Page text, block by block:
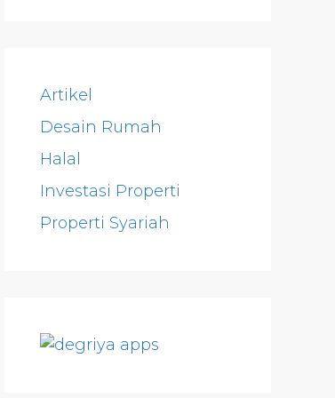
Artikel
Desain Rumah
Halal
Investasi Properti
Properti Syariah